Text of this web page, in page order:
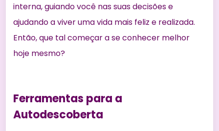
interna, guiando você nas suas decisões e
ajudando a viver uma vida mais feliz e realizada.
Então, que tal começar a se conhecer melhor
hoje mesmo?
Ferramentas para a
Autodescoberta